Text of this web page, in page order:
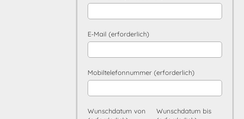
E-Mail (erforderlich)
Mobiltelefonnummer (erforderlich)
Wunschdatum von
Wunschdatum bis